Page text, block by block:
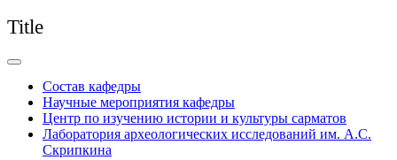
Title
Состав кафедры
Научные мероприятия кафедры
Центр по изучению истории и культуры сарматов
Лаборатория археологических исследований им. А.С.
Скрипкина